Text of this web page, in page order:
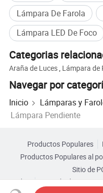
tiene grandes
que absorbe y
estas ventajas
fieltro PET sea
espacio, desde los
salas de reuniones
buena acústica, la
Lámpara De Farola
Lámpara LED De Foco
Categorias
Araña de Luces Lámpara de
Navegar por
Inicio Lámparas y
Lámpara Pendiente
Productos Populares
Productos Populares al
Sitio de
Sobre
Acuerdo de Usuario